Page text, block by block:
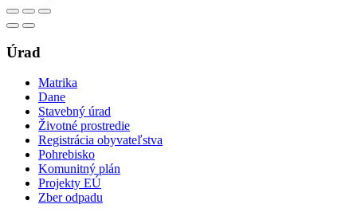
Úrad
Matrika
Dane
Stavebný úrad
Životné prostredie
Registrácia obyvateľstva
Pohrebisko
Komunitný plán
Projekty EÚ
Zber odpadu